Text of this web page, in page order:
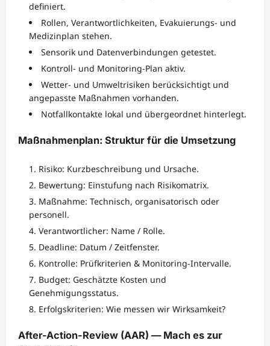
definiert.
Rollen, Verantwortlichkeiten, Evakuierungs- und
Medizinplan stehen.
Sensorik und Datenverbindungen getestet.
Kontroll- und Monitoring-Plan aktiv.
Wetter- und Umweltrisiken berücksichtigt und
angepasste Maßnahmen vorhanden.
Notfallkontakte lokal und übergeordnet hinterlegt.
Maßnahmenplan: Struktur für die Umsetzung
Risiko: Kurzbeschreibung und Ursache.
Bewertung: Einstufung nach Risikomatrix.
Maßnahme: Technisch, organisatorisch oder
personell.
Verantwortlicher: Name / Rolle.
Deadline: Datum / Zeitfenster.
Kontrolle: Prüfkriterien & Monitoring-Intervalle.
Budget: Geschätzte Kosten und
Genehmigungsstatus.
Erfolgskriterien: Wie messen wir Wirksamkeit?
After-Action-Review (AAR) — Mach es zur